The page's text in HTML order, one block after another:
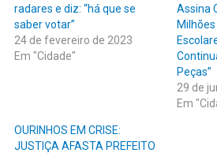
radares e diz: “há que se
saber votar”
24 de fevereiro de 2023
Em "Cidade"
Assina
Peças”
29 de
Em
OURINHOS EM CRISE:
JUSTIÇA AFASTA PREFEITO